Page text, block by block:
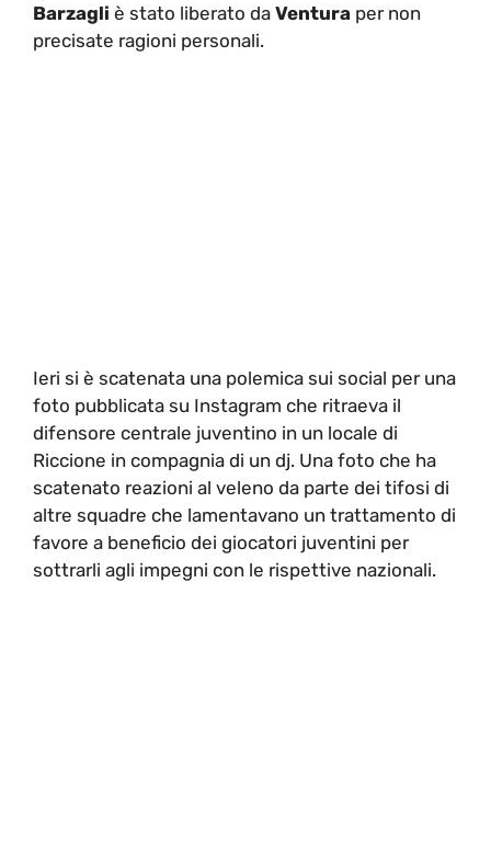
Barzagli è stato liberato da Ventura per non
precisate ragioni personali.
Ieri si è scatenata una polemica sui social per una
foto pubblicata su Instagram che ritraeva il
difensore centrale juventino in un locale di
Riccione in compagnia di un dj. Una foto che ha
scatenato reazioni al veleno da parte dei tifosi di
altre squadre che lamentavano un trattamento di
favore a beneficio dei giocatori juventini per
sottrarli agli impegni con le rispettive nazionali.